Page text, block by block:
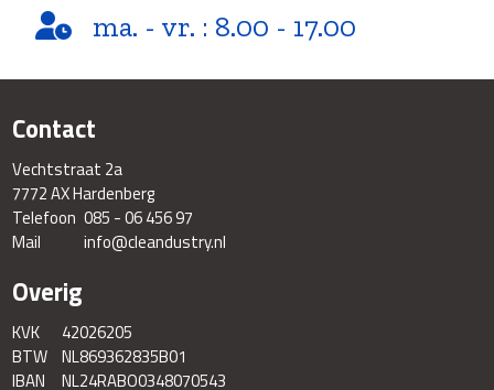
ma. - vr. : 8.00 - 17.00
Contact
Vechtstraat 2a
7772 AX Hardenberg
Telefoon 085 - 06 456 97
Mail
info@cleandustry.nl
Overig
KVK
42026205
BTW NL869362835B01
IBAN
NL24RABO0348070543